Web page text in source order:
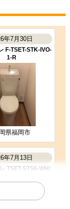
★★★★☆
年7月30日
F-TSET-STK-IVO-
1-R
県福岡市
年7月13日
TSET-STS6-WHI